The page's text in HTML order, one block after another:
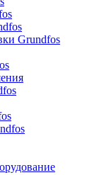
Grundfos